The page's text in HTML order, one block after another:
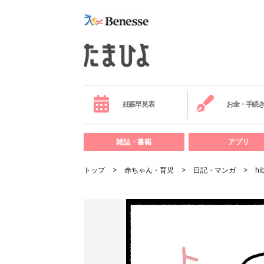
妊娠早見表 お金・手続き
雑誌・書籍 アプリ
トップ 赤ちゃん・育児 日記・マンガ